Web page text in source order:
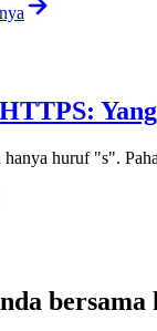
huruf "s".
bersama